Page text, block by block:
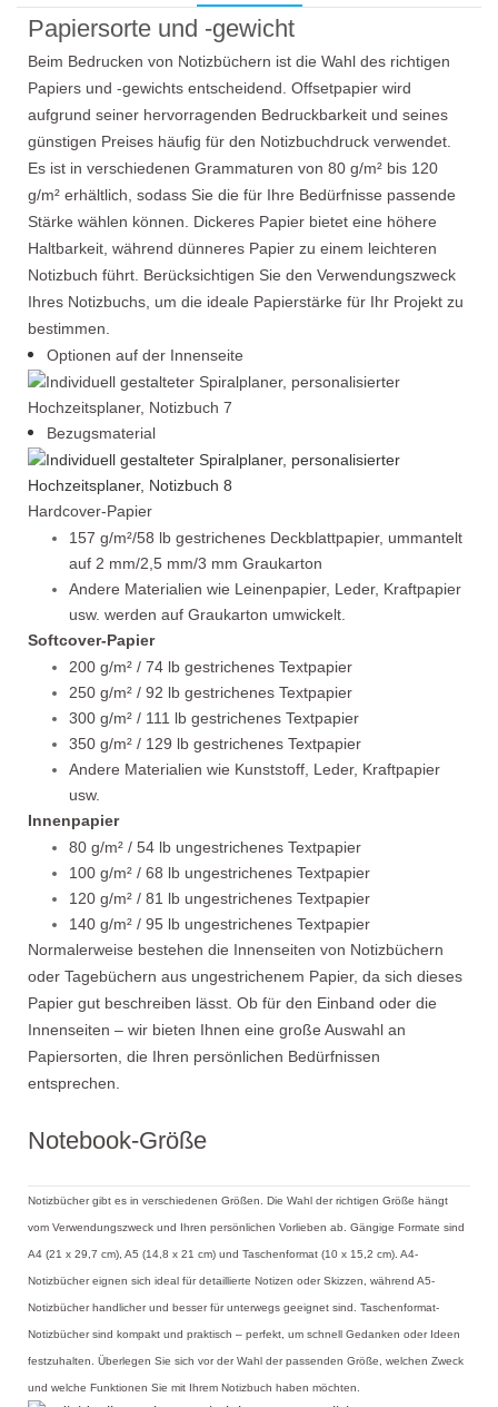
Papiersorte und -gewicht
Beim Bedrucken von Notizbüchern ist die Wahl des richtigen
Papiers und -gewichts entscheidend. Offsetpapier wird
aufgrund seiner hervorragenden Bedruckbarkeit und seines
günstigen Preises häufig für den Notizbuchdruck verwendet.
Es ist in verschiedenen Grammaturen von 80 g/m² bis 120
g/m² erhältlich, sodass Sie die für Ihre Bedürfnisse passende
Stärke wählen können. Dickeres Papier bietet eine höhere
Haltbarkeit, während dünneres Papier zu einem leichteren
Notizbuch führt. Berücksichtigen Sie den Verwendungszweck
Ihres Notizbuchs, um die ideale Papierstärke für Ihr Projekt zu
bestimmen.
Optionen auf der Innenseite
Bezugsmaterial
Hardcover-Papier
157 g/m²/58 lb gestrichenes Deckblattpapier, ummantelt
auf 2 mm/2,5 mm/3 mm Graukarton
Andere Materialien wie Leinenpapier, Leder, Kraftpapier
usw. werden auf Graukarton umwickelt.
Softcover-Papier
200 g/m² / 74 lb gestrichenes Textpapier
250 g/m² / 92 lb gestrichenes Textpapier
300 g/m² / 111 lb gestrichenes Textpapier
350 g/m² / 129 lb gestrichenes Textpapier
Andere Materialien wie Kunststoff, Leder, Kraftpapier
usw.
Innenpapier
80 g/m² / 54 lb ungestrichenes Textpapier
100 g/m² / 68 lb ungestrichenes Textpapier
120 g/m² / 81 lb ungestrichenes Textpapier
140 g/m² / 95 lb ungestrichenes Textpapier
Normalerweise bestehen die Innenseiten von Notizbüchern
oder Tagebüchern aus ungestrichenem Papier, da sich dieses
Papier gut beschreiben lässt. Ob für den Einband oder die
Innenseiten – wir bieten Ihnen eine große Auswahl an
Papiersorten, die Ihren persönlichen Bedürfnissen
entsprechen.
Notebook-Größe
Notizbücher gibt es in verschiedenen Größen. Die Wahl der richtigen Größe hängt
vom Verwendungszweck und Ihren persönlichen Vorlieben ab. Gängige Formate sind
A4 (21 x 29,7 cm), A5 (14,8 x 21 cm) und Taschenformat (10 x 15,2 cm). A4-
Notizbücher eignen sich ideal für detaillierte Notizen oder Skizzen, während A5-
Notizbücher handlicher und besser für unterwegs geeignet sind. Taschenformat-
Notizbücher sind kompakt und praktisch – perfekt, um schnell Gedanken oder Ideen
festzuhalten. Überlegen Sie sich vor der Wahl der passenden Größe, welchen Zweck
und welche Funktionen Sie mit Ihrem Notizbuch haben möchten.